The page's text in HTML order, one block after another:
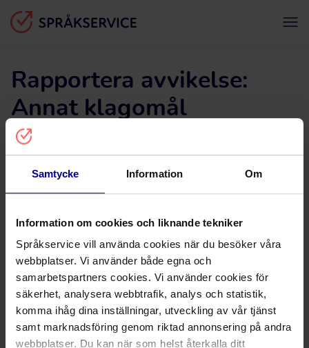
Samtycke Information Om
Information om cookies och liknande tekniker
Språkservice vill använda cookies när du besöker våra
webbplatser. Vi använder både egna och
samarbetspartners cookies. Vi använder cookies för
säkerhet, analysera webbtrafik, analys och statistik,
komma ihåg dina inställningar, utveckling av vår tjänst
samt marknadsföring genom riktad annonsering på andra
webbplatser. Du kan när som helst återkalla ditt
Rapportera avvikelse:
Annat klagomål
Fyll i formuläret för att rapportera en avvikelse. Fält
markerade med * är obligatoriska och måste fyllas i.
Bokningsnummer *
E-postadress *